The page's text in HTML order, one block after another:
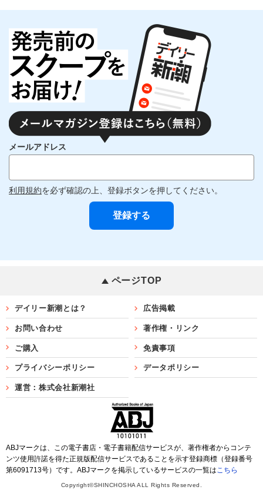
メールアドレス
利用規約を必ず確認の上、登録ボタンを押してください。
ページTOP
デイリー新潮とは？ 広告掲載
お問い合わせ 著作権・リンク
ご購入 免責事項
プライバシーポリシー データポリシー
運営：株式会社新潮社
ABJマークは、この電子書店・電子書籍配信サービスが、著作権者からコンテ
ンツ使用許諾を得た正規版配信サービスであることを示す登録商標（登録番号
第6091713号）です。ABJマークを掲示しているサービスの一覧はこちら
Copyright©SHINCHOSHA ALL Rights Reserved.